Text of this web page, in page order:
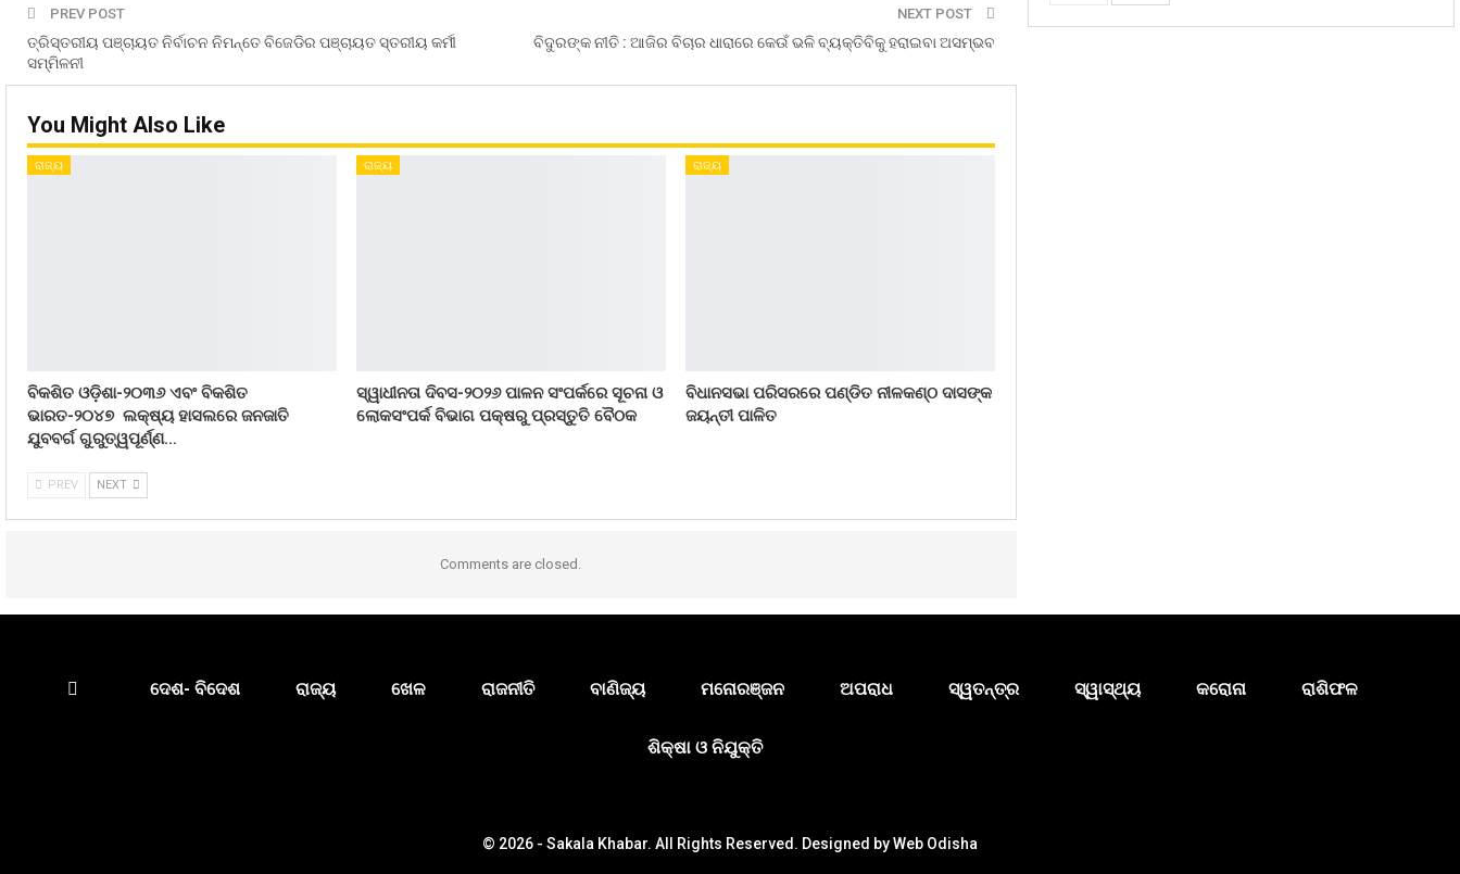
PREV POST
ତ୍ରିସ୍ତରୀୟ ପଞ୍ଚାୟତ ନିର୍ବାଚନ ନିମନ୍ତେ ବିଜେଡିର ପଞ୍ଚାୟତ ସ୍ତରୀୟ କର୍ମୀ
ସମ୍ମିଳନୀ
NEXT POST
ବିଦୁରଙ୍କ ନୀତି : ଆଜିର ବିଚାର ଧାରାରେ କେଉଁ ଭଳି ବ୍ୟକ୍ତିବିକୁ ହରାଇବା ଅସମ୍ଭବ
You Might Also Like
ରାଜ୍ୟ
ବିକଶିତ ଓଡ଼ିଶା-୨୦୩୬ ଏବଂ ବିକଶିତ
ଭାରତ-୨୦୪୭ ଲକ୍ଷ୍ୟ ହାସଲରେ ଜନଜାତି
ଯୁବବର୍ଗ ଗୁରୁତ୍ୱପୂର୍ଣ୍ଣ…
ରାଜ୍ୟ
ସ୍ୱାଧୀନତା ଦିବସ-୨୦୨୬ ପାଳନ ସଂପର୍କରେ ସୂଚନା ଓ
ଲୋକସଂପର୍କ ବିଭାଗ ପକ୍ଷରୁ ପ୍ରସ୍ତୁତି ବୈଠକ
ରାଜ୍ୟ
ବିଧାନସଭା ପରିସରରେ ପଣ୍ଡିତ ନୀଳକଣ୍ଠ ଦାସଙ୍କ
ଜୟନ୍ତୀ ପାଳିତ
PREV NEXT
Comments are closed.
ଦେଶ- ବିଦେଶ ରାଜ୍ୟ ଖେଳ ରାଜନୀତି ବାଣିଜ୍ୟ ମନୋରଞ୍ଜନ ଅପରାଧ ସ୍ୱତନ୍ତ୍ର ସ୍ୱାସ୍ଥ୍ୟ କରୋନା ରାଶିଫଳ
ଶିକ୍ଷା ଓ ନିଯୁକ୍ତି
© 2026 - Sakala Khabar. All Rights Reserved. Designed byWeb Odisha